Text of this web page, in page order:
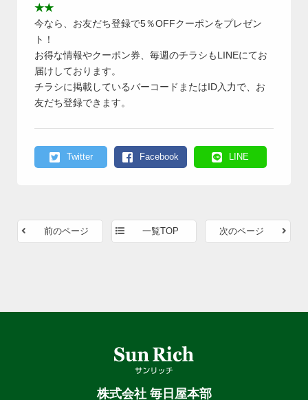
★★
今なら、お友だち登録で5％OFFクーポンをプレゼン
ト！
お得な情報やクーポン券、毎週のチラシもLINEにてお
届けしております。
チラシに掲載しているバーコードまたはID入力で、お
友だち登録できます。
Twitter Facebook LINE
前のページ 一覧TOP 次のページ
株式会社 毎日屋本部